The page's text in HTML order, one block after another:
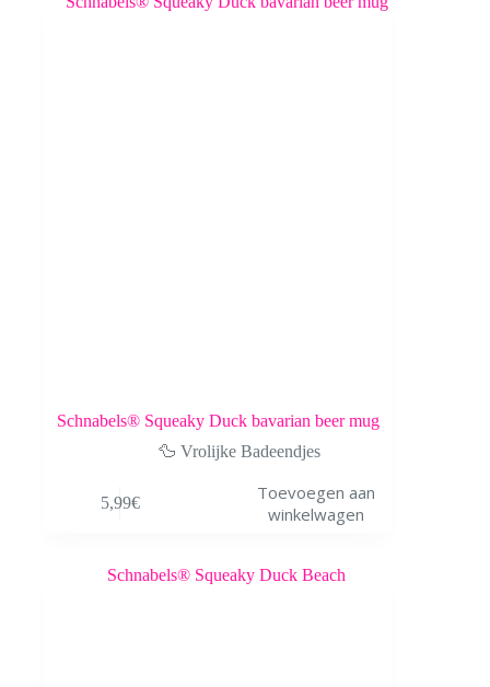
Schnabels® Squeaky Duck bavarian beer mug
🦆 Vrolijke Badeendjes
5,99€
Toevoegen aan
winkelwagen